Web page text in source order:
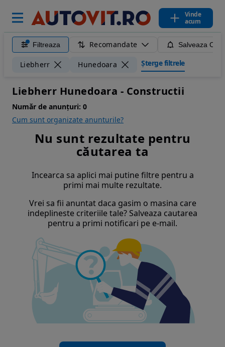
Vinde
acum
Filtreaza Recomandate Salveaza
Liebherr Hunedoara Șterge filtrele
Liebherr Hunedoara - Constructii
Număr de anunțuri: 0
Cum sunt organizate anunturile?
Nu sunt rezultate pentru
căutarea ta
Incearca sa aplici mai putine filtre pentru a
primi mai multe rezultate.
Vrei sa fii anuntat daca gasim o masina care
indeplineste criteriile tale? Salveaza cautarea
pentru a primi notificari pe e-mail.